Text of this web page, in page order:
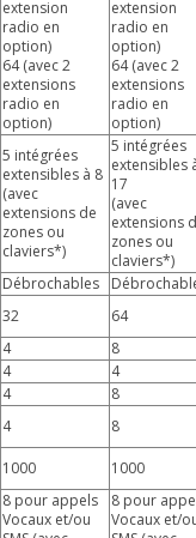
extension
radio en
option)
64 (avec 2
extensions
radio en
option)
extension
radio en
option)
64 (avec 2
extensions
radio en
option)
5 intégrées
extensibles à 8
(avec
extensions de
zones ou
claviers*)
5 intégrées
extensibles
17
(avec
extensions
zones ou
claviers*)
Débrochables
32
64
4
8
4
4
4
8
4
8
1000 1000
8 pour appels
Vocaux et/ou
8 pour
Vocaux et/